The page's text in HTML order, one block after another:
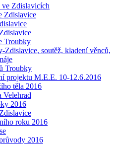
ve Zdislavicích
Zdislavice
Troubky
Zdislavice, soutěž, kladení věnců,
Troubky
projektu M.E.E. 10-12.6.2016
těla 2016
Velehrad
2016
roku 2016
2016